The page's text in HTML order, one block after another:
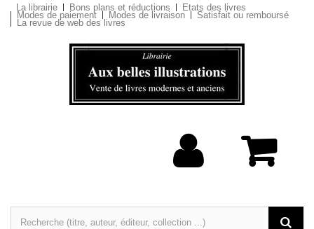
La librairie Bons plans et réductions Etats des livres
Modes de paiement Modes de livraison Satisfait ou remboursé
La revue de web des livres